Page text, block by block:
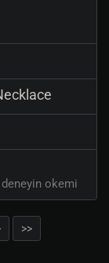
okemi
>>